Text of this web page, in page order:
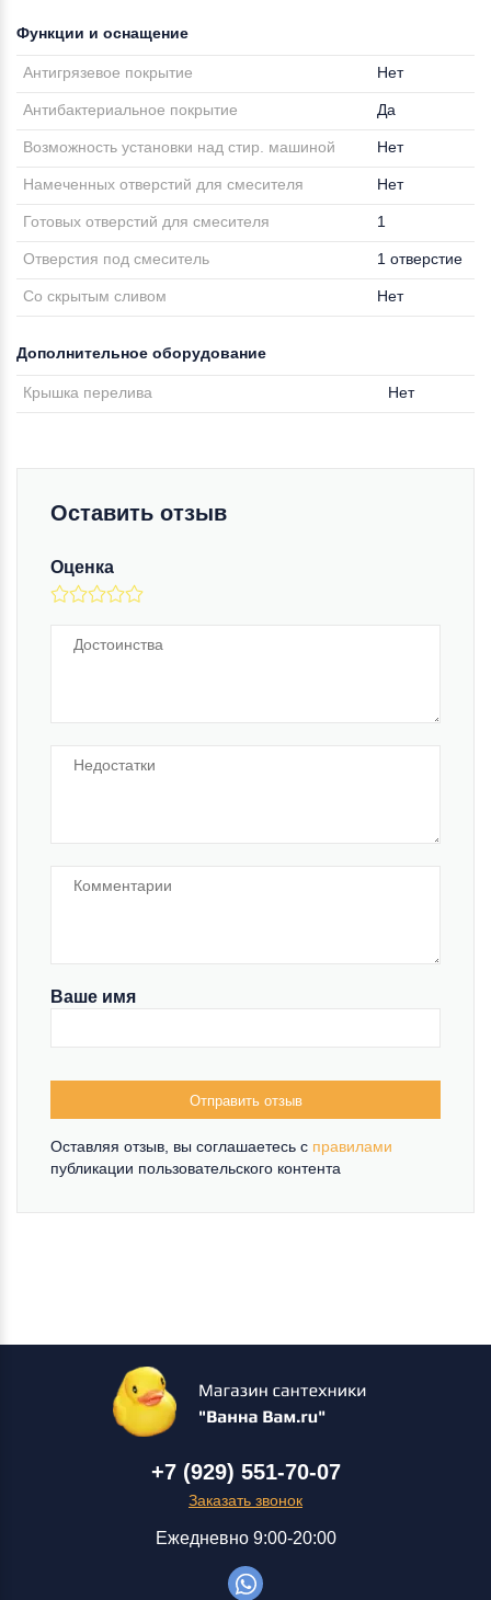
Функции и оснащение
Антигрязевое покрытие Нет
Антибактериальное покрытие Да
Возможность установки над стир. машиной Нет
Намеченных отверстий для смесителя Нет
Готовых отверстий для смесителя 1
Отверстия под смеситель 1 отверстие
Со скрытым сливом Нет
Дополнительное оборудование
Крышка перелива Нет
Оставить отзыв
Оценка
Ваше имя
Отправить отзыв
Оставляя отзыв, вы соглашаетесь c правилами
публикации пользовательского контента
+7 (929) 551-70-07
Заказать звонок
Ежедневно 9:00-20:00